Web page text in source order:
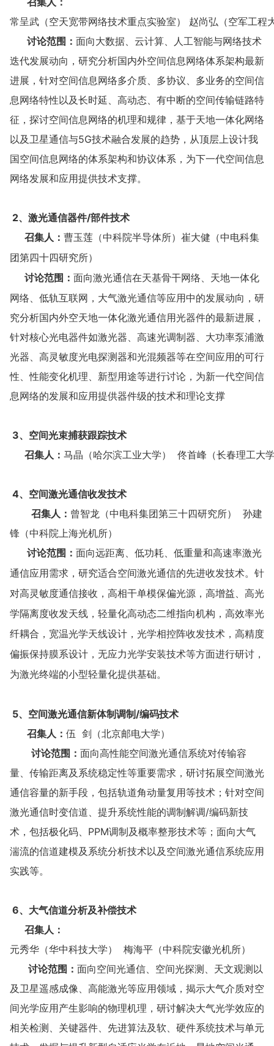
常呈武（空天宽带网络技术重点实验室） 赵尚弘（空军工程
讨论范围： 面向大数据、云计算、人工智能与网络技术
迭代发展动向，研究分析国内外空间信息网络体系架构最新
进展，针对空间信息网络多介质、多协议、多业务的空间信
息网络特性以及长时延、高动态、有中断的空间传输链路特
征，探讨空间信息网络的机理和规律，基于天地一体化网络
以及卫星通信与5G技术融合发展的趋势，从顶层上设计我
国空间信息网络的体系架构和协议体系，为下一代空间信息
网络发展和应用提供技术支撑。
2、激光通信器件/部件技术
召集人： 曹玉莲（中科院半导体所）崔大健（中电科集
团第四十四研究所）
讨论范围： 面向激光通信在天基骨干网络、天地一体化
网络、低轨互联网，大气激光通信等应用中的发展动向，研
究分析国内外空天地一体化激光通信用光器件的最新进展，
针对核心光电器件如激光器、高速光调制器、大功率泵浦激
光器、高灵敏度光电探测器和光混频器等在空间应用的可行
性、性能变化机理、新型用途等进行讨论，为新一代空间信
息网络的发展和应用提供器件级的技术和理论支撑
3、空间光束捕获跟踪技术
召集人： 马晶（哈尔滨工业大学） 佟首峰（长春理工大
4、空间激光通信收发技术
召集人： 曾智龙（中电科集团第三十四研究所） 孙建
锋（中科院上海光机所）
讨论范围： 面向远距离、低功耗、低重量和高速率激光
通信应用需求，研究适合空间激光通信的先进收发技术。针
对高灵敏度通信接收，高相干单模保偏光源，高增益、高光
学隔离度收发天线，轻量化高动态二维指向机构，高效率光
纤耦合，宽温光学天线设计，光学相控阵收发技术，高精度
偏振保持膜系设计，无应力光学安装技术等方面进行研讨，
为激光终端的小型轻量化提供基础。
5、空间激光通信新体制调制/编码技术
召集人： 伍 剑（北京邮电大学）
讨论范围： 面向高性能空间激光通信系统对传输容
量、传输距离及系统稳定性等重要需求，研讨拓展空间激光
通信容量的新手段，包括轨道角动量复用等技术；针对空间
激光通信时变信道、提升系统性能的调制解调/编码新技
术，包括极化码、PPM调制及概率整形技术等；面向大气
湍流的信道建模及系统分析技术以及空间激光通信系统应用
实践等。
6、大气信道分析及补偿技术
召集人：
元秀华（华中科技大学） 梅海平（中科院安徽光机所）
讨论范围： 面向空间光通信、空间光探测、天文观测以
及卫星遥感成像、高能激光等应用领域，揭示大气介质对空
间光学应用产生影响的物理机理，研讨解决大气光学效应的
相关检测、关键器件、先进算法及软、硬件系统技术与单元